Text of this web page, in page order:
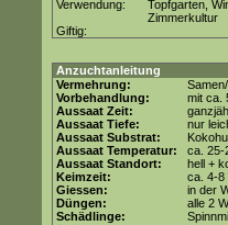
Verwendung:
Topfgarten,
Zimmerkultur
Giftig:
Anzuchtanleitung
Vermehrung:
Vorbehandlung:
mit ca.
Aussaat Zeit:
Aussaat Tiefe:
nur
Aussaat Substrat:
Aussaat Temperatur:
ca. 25-
Aussaat Standort:
hell +
Keimzeit:
ca. 4-8
Giessen:
in der
Düngen:
alle 2
Schädlinge: